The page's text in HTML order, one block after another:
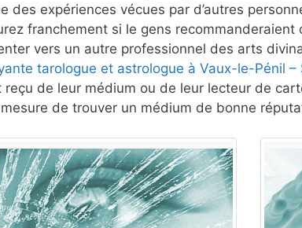
des expériences vécues par d’autres
franchement si le gens recommanderaient
vers un autre professionnel des arts
tarologue et astrologue à Vaux-le-Pénil
reçu de leur médium ou de leur lecteur de
de trouver un médium de bonne